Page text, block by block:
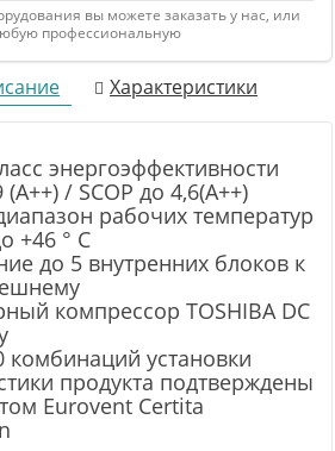
вы можете заказать у нас, или
профессиональную
Характеристики
энергоэффективности
(A++) / SCOP до 4,6(А++)
рабочих температур
+46 ° C
до 5 внутренних блоков к
компрессор TOSHIBA DC
комбинаций установки
продукта подтверждены
Eurovent Certita